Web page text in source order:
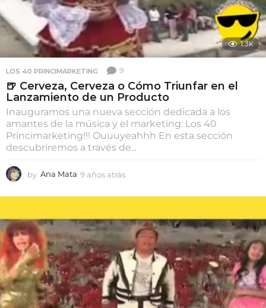
1.3k
LOS 40 PRINCIMARKETING 9
🍺 Cerveza, Cerveza o Cómo Triunfar en el
Lanzamiento de un Producto
Inauguramos una nueva sección dedicada a los
amantes de la música y el marketing: Los 40
Princimarketing!!! Ouuuyeahhh En esta sección
descubriremos a través de...
by Ana Mata 9 años atrás
ñ
s
a
t
r
s